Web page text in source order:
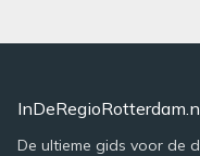
De ultieme gids voor de